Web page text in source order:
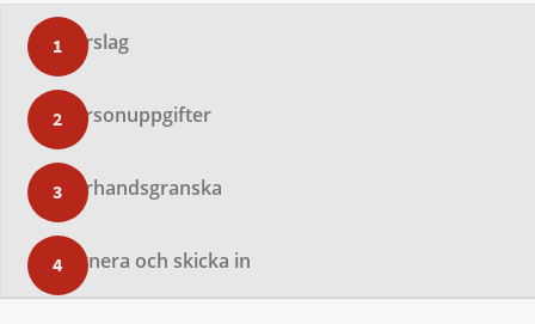
Förslag
Personuppgifter
Förhandsgranska
Signera och skicka in